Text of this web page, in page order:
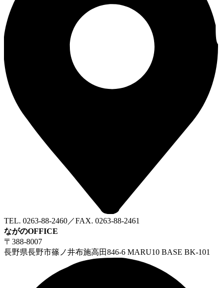
TEL. 0263-88-2460／FAX. 0263-88-2461
ながのOFFICE
〒388-8007
長野県長野市篠ノ井布施高田846-6 MARU10 BASE BK-101